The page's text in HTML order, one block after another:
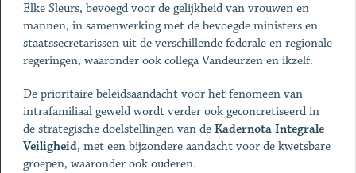
Elke Sleurs, bevoegd voor de gelijkheid van vrouwen en
mannen, in samenwerking met de bevoegde ministers en
staatssecretarissen uit de verschillende federale en regionale
regeringen, waaronder ook collega Vandeurzen en ikzelf.
De prioritaire beleidsaandacht voor het fenomeen van
intrafamiliaal geweld wordt verder ook geconcretiseerd in
de strategische doelstellingen van de Kadernota Integrale
Veiligheid, met een bijzondere aandacht voor de kwetsbare
groepen, waaronder ook ouderen.